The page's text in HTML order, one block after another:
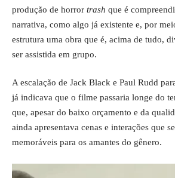
produção de horror trash que é
narrativa, como algo já existente e, por
estrutura uma obra que é, acima de tudo,
ser assistida em grupo.
A escalação de Jack Black e Paul Rudd
já indicava que o filme passaria longe do
que, apesar do baixo orçamento e da
ainda apresentava cenas e interações que
memoráveis para os amantes do gênero.